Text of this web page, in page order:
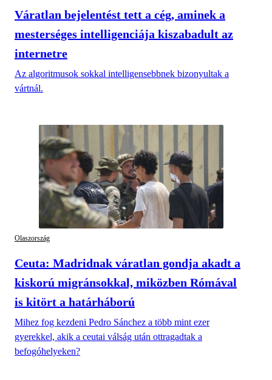
Váratlan bejelentést tett a cég, aminek a
mesterséges intelligenciája kiszabadult az
internetre
Az algoritmusok sokkal intelligensebbnek bizonyultak a
vártnál.
Olaszország
Ceuta: Madridnak váratlan gondja akadt a
kiskorú migránsokkal, miközben Rómával
is kitört a határháború
Mihez fog kezdeni Pedro Sánchez a több mint ezer
gyerekkel, akik a ceutai válság után ottragadtak a
befogóhelyeken?